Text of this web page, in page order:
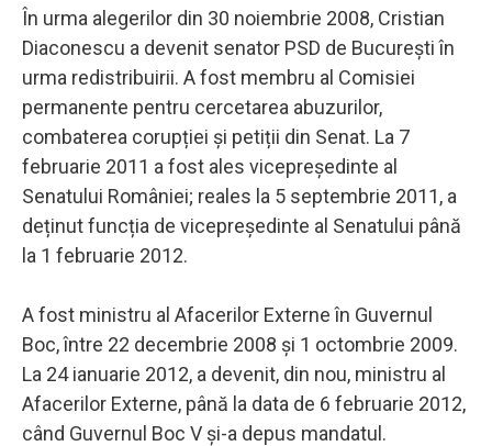
În urma alegerilor din 30 noiembrie 2008, Cristian
Diaconescu a devenit senator PSD de București în
urma redistribuirii. A fost membru al Comisiei
permanente pentru cercetarea abuzurilor,
combaterea corupției și petiții din Senat. La 7
februarie 2011 a fost ales vicepreședinte al
Senatului României; reales la 5 septembrie 2011, a
deținut funcția de vicepreședinte al Senatului până
la 1 februarie 2012.
A fost ministru al Afacerilor Externe în Guvernul
Boc, între 22 decembrie 2008 și 1 octombrie 2009.
La 24 ianuarie 2012, a devenit, din nou, ministru al
Afacerilor Externe, până la data de 6 februarie 2012,
când Guvernul Boc V și-a depus mandatul.